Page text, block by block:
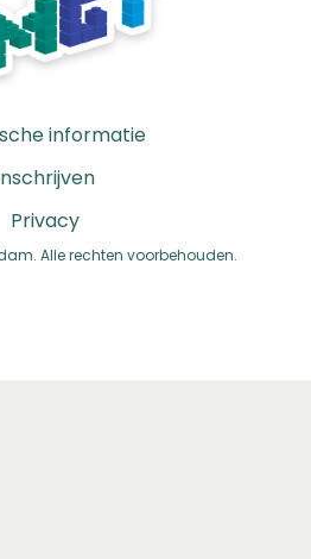
informatie
Privacy
Alle rechten voorbehouden.